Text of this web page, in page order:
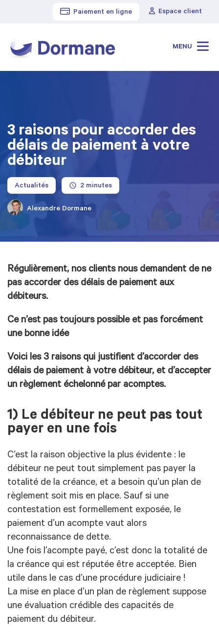
Paiement en ligne Espace client
MENU
Cabinet Dormane > Blog
>
3 raisons pour accorder des
délais de paiement à votre
débiteur
Actualités
Alexandre Dormane
Régulièrement, nos clients nous demandent de ne
pas accorder des délais de paiement aux
débiteurs.
Ce n’est pas toujours possible et pas forcément
une bonne idée
Voici les 3 raisons qui justifient d’accorder des
délais de paiement à votre débiteur, et d’accepter
un règlement échelonné par acomptes.
1) Le débiteur ne peut pas tout
payer en une fois
C’est la raison objective la plus évidente : le
débiteur ne peut tout simplement pas payer la
totalité de la créance, et a besoin qu’un plan de
règlement soit mis en place. Sauf si une
contestation est formellement exposée, le
paiement d’un acompte vaut alors
reconnaissance de dette.
Une fois l’acompte payé, c’est donc la totalité de
la créance qui est réputée être acceptée. Bien
utile dans le cas d’une procédure judiciaire !
La mise en place d’un plan de règlement suppose
une évaluation crédible des capacités de
paiement du débiteur.